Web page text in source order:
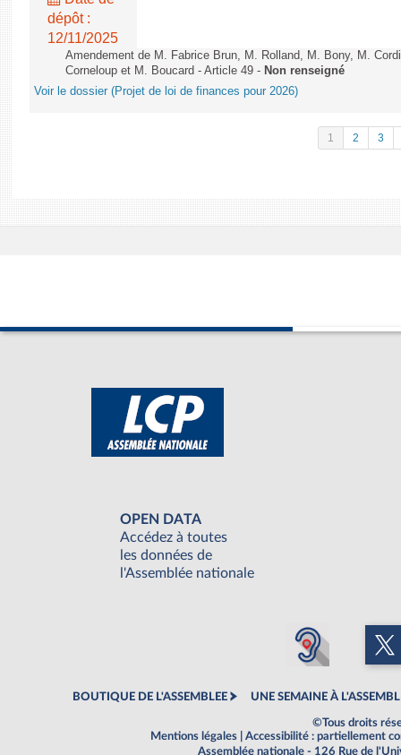
dépôt :
12/11/2025
Amendement de M. Fabrice Brun, M. Rolland, M. Bony, M.
Corneloup et M. Boucard - Article 49 - Non renseigné
Voir le dossier (Projet de loi de finances pour 2026)
1 2 3
OPEN DATA
Accédez à toutes
les données de
l'Assemblée nationale
BOUTIQUE DE L'ASSEMBLEE UNE SEMAINE À
©Tous droits
Mentions légales
Accessibilité : partiellement
Assemblée nationale - 126 Rue de